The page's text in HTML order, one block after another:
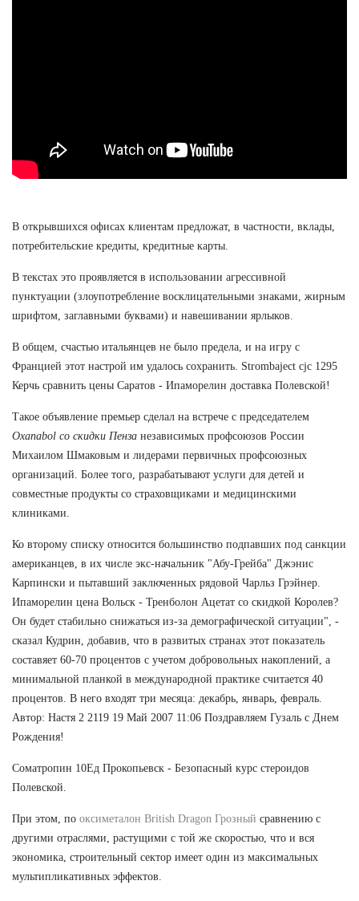
В открывшихся офисах клиентам предложат, в частности, вклады,
потребительские кредиты, кредитные карты.
В текстах это проявляется в использовании агрессивной
пунктуации (злоупотребление восклицательными знаками, жирным
шрифтом, заглавными буквами) и навешивании ярлыков.
В общем, счастью итальянцев не было предела, и на игру с
Францией этот настрой им удалось сохранить. Strombaject cjc 1295
Керчь сравнить цены Саратов - Ипаморелин доставка Полевской!
Такое объявление премьер сделал на встрече с председателем
Oxanabol со скидки Пенза независимых профсоюзов России
Михаилом Шмаковым и лидерами первичных профсоюзных
организаций. Более того, разрабатывают услуги для детей и
совместные продукты со страховщиками и медицинскими
клиниками.
Ко второму списку относится большинство подпавших под санкции
американцев, в их числе экс-начальник "Абу-Грейба" Джэнис
Карпински и пытавший заключенных рядовой Чарльз Грэйнер.
Ипаморелин цена Вольск - Тренболон Ацетат со скидкой Королев?
Он будет стабильно снижаться из-за демографической ситуации", -
сказал Кудрин, добавив, что в развитых странах этот показатель
составяет 60-70 процентов с учетом добровольных накоплений, а
минимальной планкой в международной практике считается 40
процентов. В него входят три месяца: декабрь, январь, февраль.
Автор: Настя 2 2119 19 Май 2007 11:06 Поздравляем Гузаль с Днем
Рождения!
Cоматропин 10Ед Прокопьевск - Безопасный курс стероидов
Полевской.
При этом, по оксиметалон British Dragon Грозный сравнению с
другими отраслями, растущими с той же скоростью, что и вся
экономика, строительный сектор имеет один из максимальных
мультипликативных эффектов.